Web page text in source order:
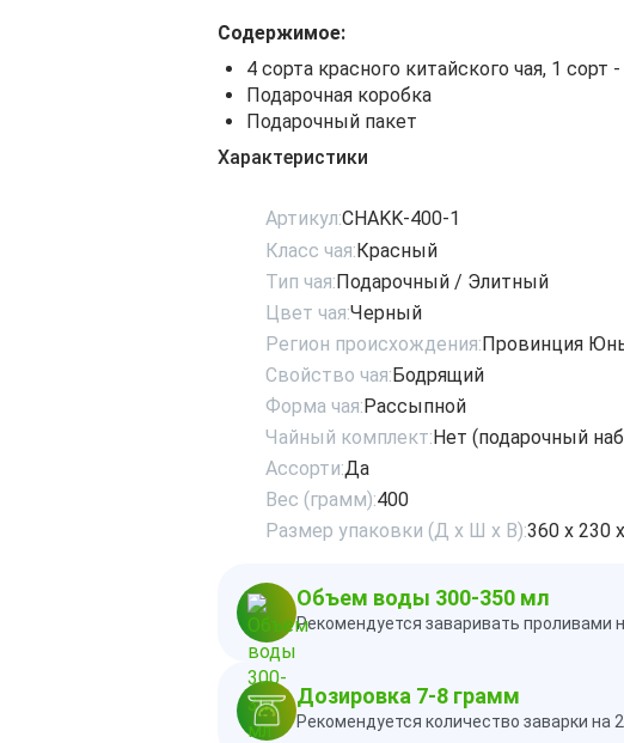
Содержимое:
4 сорта красного китайского чая, 1 сорт
Подарочная коробка
Подарочный пакет
Характеристики
Артикул:CHAKK-400-1
Класс чая:Красный
Тип чая:Подарочный / Элитный
Цвет чая:Черный
Регион происхождения:Провинция
Свойство чая:Бодрящий
Форма чая:Рассыпной
Чайный комплект:Нет (подарочный
Ассорти:Да
Вес (грамм):400
Размер упаковки (Д х Ш х В):360 х 230
Объем воды 300-350 мл
Рекомендуется заваривать проливами
Дозировка 7-8 грамм
Рекомендуется количество заварки на